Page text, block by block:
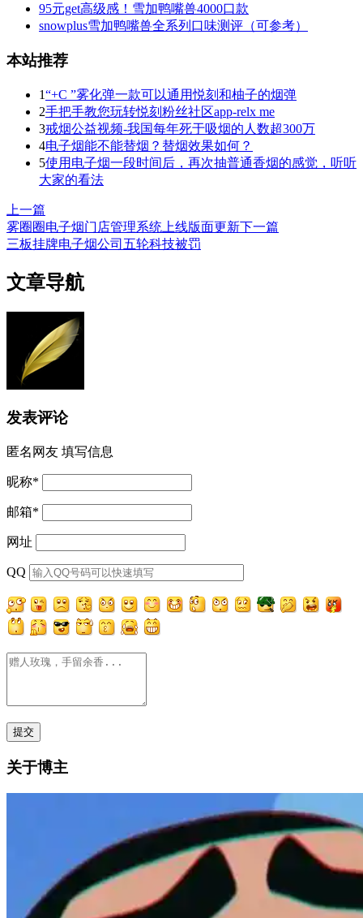
95元get高级感！雪加鸭嘴兽4000口款
snowplus雪加鸭嘴兽全系列口味测评（可参考）
本站推荐
1“+C ”雾化弹一款可以通用悦刻和柚子的烟弹
2手把手教您玩转悦刻粉丝社区app-relx me
3戒烟公益视频-我国每年死于吸烟的人数超300万
4电子烟能不能替烟？替烟效果如何？
5使用电子烟一段时间后，再次抽普通香烟的感觉，听听
大家的看法
上一篇
雾圈圈电子烟门店管理系统上线版面更新下一篇
三板挂牌电子烟公司五轮科技被罚
文章导航
发表评论
匿名网友 填写信息
昵称*
邮箱*
网址
QQ
关于博主